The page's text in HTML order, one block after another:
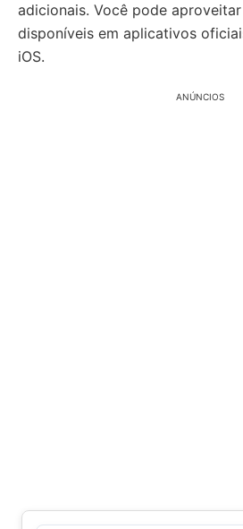
adicionais. Você pode
disponíveis em aplicativos
iOS.
ANÚNCIOS